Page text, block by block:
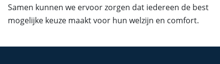
Samen kunnen we ervoor zorgen dat iedereen de best
mogelijke keuze maakt voor hun welzijn en comfort.